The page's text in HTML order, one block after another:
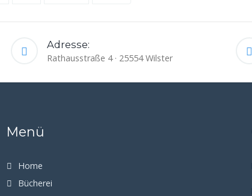
Adresse:
Rathausstraße 4 · 25554 Wilster
Menü
Home
Bücherei